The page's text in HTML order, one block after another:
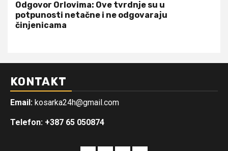
Odgovor Orlovima: ​Ove tvrdnje su u
potpunosti netačne i ne odgovaraju
činjenicama
KONTAKT
Email: kosarka24h@gmail.com
Telefon: +387 65 050874